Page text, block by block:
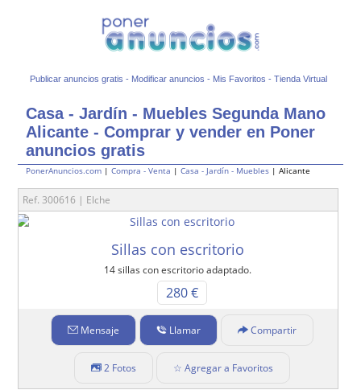
Publicar anuncios gratis - Modificar anuncios - Mis Favoritos -Tienda Virtual
Casa - Jardín - Muebles Segunda Mano
Alicante - Comprar y vender en Poner
anuncios gratis
PonerAnuncios.com |Compra - Venta |Casa - Jardín - Muebles | Alicante
Ref. 300616 | Elche
Sillas con escritorio
14 sillas con escritorio adaptado.
280 €
Mensaje Llamar Compartir
2 Fotos ☆ Agregar a Favoritos